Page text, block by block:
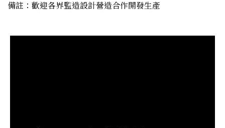
備註：歡迎各界監造設計營造合作開發生產